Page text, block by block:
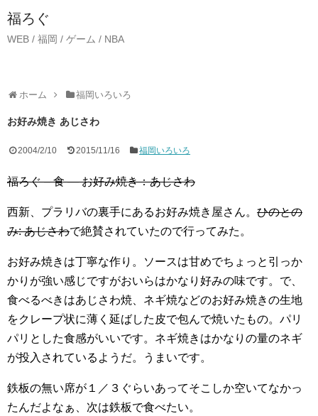
福ろぐ
WEB / 福岡 / ゲーム / NBA
ホーム 福岡いろいろ
お好み焼き あじさわ
2004/2/10 2015/11/16 福岡いろいろ
福ろぐ – 食 — お好み焼き：あじさわ
西新、プラリバの裏手にあるお好み焼き屋さん。 ひのとの
み: あじさわで絶賛されていたので行ってみた。
お好み焼きは丁寧な作り。ソースは甘めでちょっと引っか
かりが強い感じですがおいらはかなり好みの味です。で、
食べるべきはあじさわ焼、ネギ焼などのお好み焼きの生地
をクレープ状に薄く延ばした皮で包んで焼いたもの。パリ
パリとした食感がいいです。ネギ焼きはかなりの量のネギ
が投入されているようだ。うまいです。
鉄板の無い席が１／３ぐらいあってそこしか空いてなかっ
たんだよなぁ、次は鉄板で食べたい。